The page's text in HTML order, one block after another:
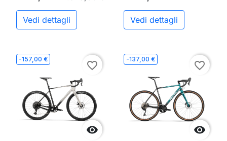
Vedi dettagli Vedi dettagli
-157,00 €

favorite_border
-137,00 €

favorite_border